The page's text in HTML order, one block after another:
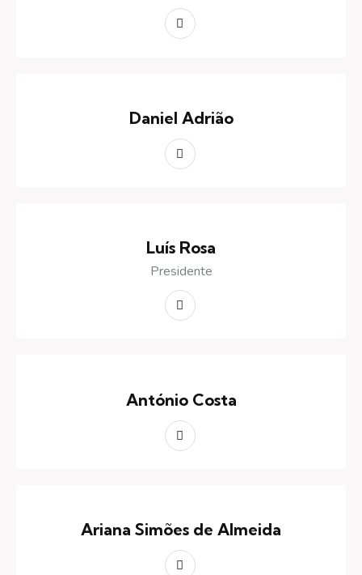
Daniel Adrião
Luís Rosa
Presidente
António Costa
Ariana Simões de Almeida